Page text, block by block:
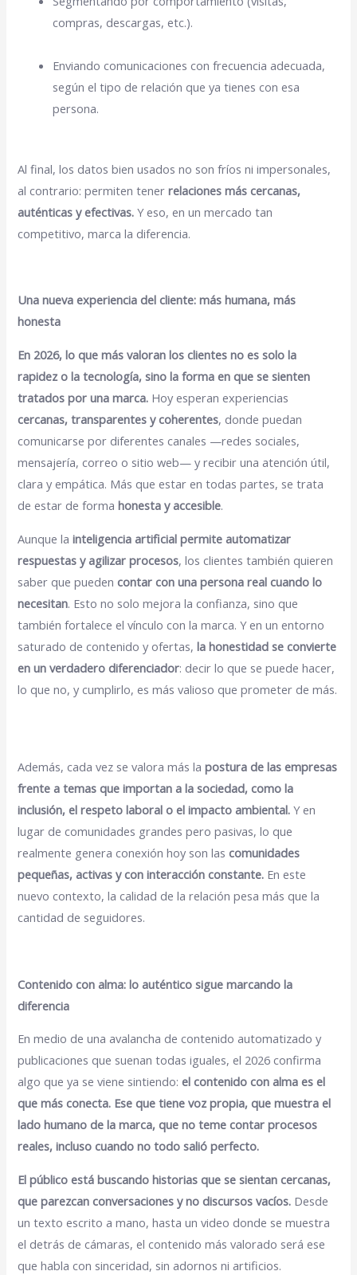
compras, descargas, etc.).
Enviando comunicaciones con frecuencia adecuada,
según el tipo de relación que ya tienes con esa
persona.
Al final, los datos bien usados no son fríos ni impersonales,
al contrario: permiten tenerrelaciones más cercanas,
auténticas y efectivas. Y eso, en un mercado tan
competitivo, marca la diferencia.
Una nueva experiencia del cliente: más humana, más
honesta
En 2026, lo que más valoran los clientes no es solo la
rapidez o la tecnología, sino la forma en que se sienten
tratados por una marca. Hoy esperan experiencias
cercanas, transparentes y coherentes, donde puedan
comunicarse por diferentes canales —redes sociales,
mensajería, correo o sitio web— y recibir una atención útil,
clara y empática. Más que estar en todas partes, se trata
de estar de formahonesta y accesible.
Aunque lainteligencia artificial permite automatizar
respuestas y agilizar procesos, los clientes también quieren
saber que puedencontar con una persona real cuando lo
necesitan. Esto no solo mejora la confianza, sino que
también fortalece el vínculo con la marca. Y en un entorno
saturado de contenido y ofertas,la honestidad se convierte
en un verdadero diferenciador: decir lo que se puede hacer,
lo que no, y cumplirlo, es más valioso que prometer de más.
Además, cada vez se valora más lapostura de las empresas
frente a temas que importan a la sociedad, como la
inclusión, el respeto laboral o el impacto ambiental. Y en
lugar de comunidades grandes pero pasivas, lo que
realmente genera conexión hoy son lascomunidades
pequeñas, activas y con interacción constante. En este
nuevo contexto, la calidad de la relación pesa más que la
cantidad de seguidores.
Contenido con alma: lo auténtico sigue marcando la
diferencia
En medio de una avalancha de contenido automatizado y
publicaciones que suenan todas iguales, el 2026 confirma
algo que ya se viene sintiendo:el contenido con alma es el
que más conecta. Ese que tiene voz propia, que muestra el
lado humano de la marca, que no teme contar procesos
reales, incluso cuando no todo salió perfecto.
El público está buscando historias que se sientan cercanas,
que parezcan conversaciones y no discursos vacíos. Desde
un texto escrito a mano, hasta un video donde se muestra
el detrás de cámaras, el contenido más valorado será ese
que habla con sinceridad, sin adornos ni artificios.